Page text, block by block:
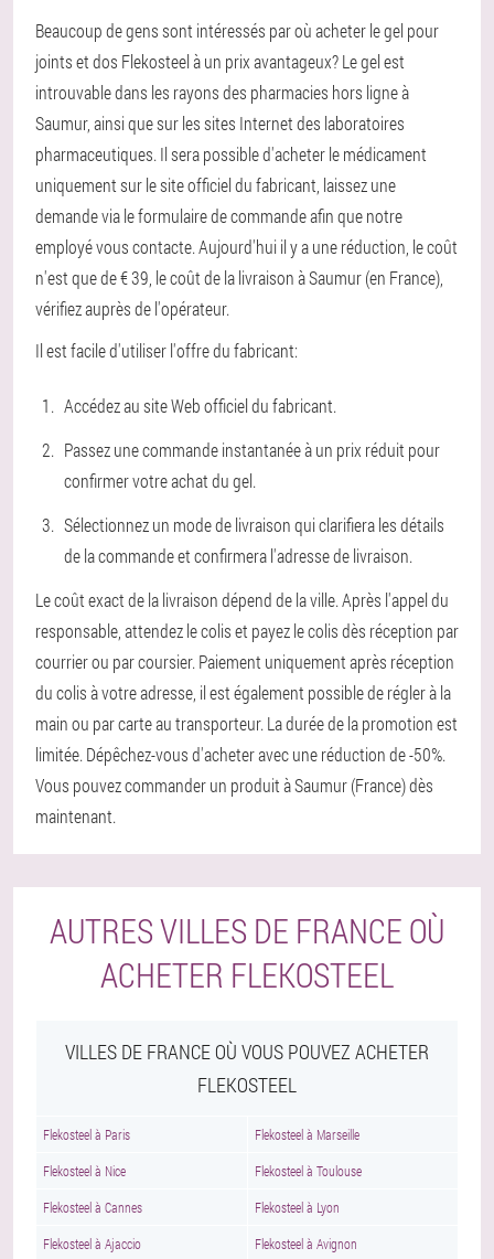
Beaucoup de gens sont intéressés par où acheter le gel pour
joints et dos Flekosteel à un prix avantageux? Le gel est
introuvable dans les rayons des pharmacies hors ligne à
Saumur, ainsi que sur les sites Internet des laboratoires
pharmaceutiques. Il sera possible d'acheter le médicament
uniquement sur le site officiel du fabricant, laissez une
demande via le formulaire de commande afin que notre
employé vous contacte. Aujourd'hui il y a une réduction, le coût
n'est que de € 39, le coût de la livraison à Saumur (en France),
vérifiez auprès de l'opérateur.
Il est facile d'utiliser l'offre du fabricant:
Accédez au site Web officiel du fabricant.
Passez une commande instantanée à un prix réduit pour
confirmer votre achat du gel.
Sélectionnez un mode de livraison qui clarifiera les détails
de la commande et confirmera l'adresse de livraison.
Le coût exact de la livraison dépend de la ville. Après l'appel du
responsable, attendez le colis et payez le colis dès réception par
courrier ou par coursier. Paiement uniquement après réception
du colis à votre adresse, il est également possible de régler à la
main ou par carte au transporteur. La durée de la promotion est
limitée. Dépêchez-vous d'acheter avec une réduction de -50%.
Vous pouvez commander un produit à Saumur (France) dès
maintenant.
AUTRES VILLES DE FRANCE OÙ
ACHETER FLEKOSTEEL
VILLES DE FRANCE OÙ VOUS POUVEZ ACHETER
FLEKOSTEEL
Flekosteel à Paris Flekosteel à Marseille
Flekosteel à Nice Flekosteel à Toulouse
Flekosteel à Cannes Flekosteel à Lyon
Flekosteel à Ajaccio Flekosteel à Avignon